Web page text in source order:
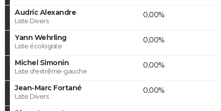
Audric Alexandre
Liste Divers
0,00%
Yann Wehrling
Liste écologiste
0,00%
Michel Simonin
Liste d'extrême-gauche
0,00%
Jean-Marc Fortané
Liste Divers
0,00%